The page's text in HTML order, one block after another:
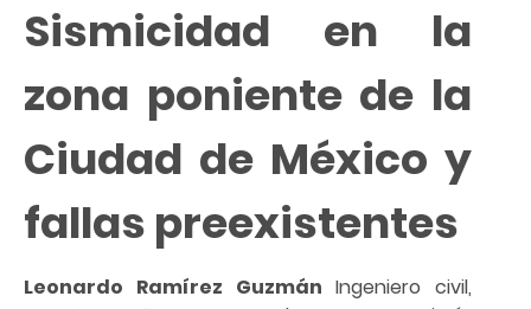
Sismicidad en la
zona poniente de la
Ciudad de México y
fallas preexistentes
Leonardo Ramírez Guzmán Ingeniero civil,